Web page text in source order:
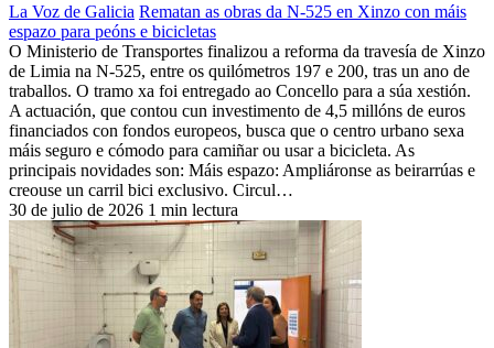
La Voz de Galicia Rematan as obras da N-525 en Xinzo con máis
espazo para peóns e bicicletas
O Ministerio de Transportes finalizou a reforma da travesía de Xinzo
de Limia na N-525, entre os quilómetros 197 e 200, tras un ano de
traballos. O tramo xa foi entregado ao Concello para a súa xestión.
A actuación, que contou cun investimento de 4,5 millóns de euros
financiados con fondos europeos, busca que o centro urbano sexa
máis seguro e cómodo para camiñar ou usar a bicicleta. As
principais novidades son: Máis espazo: Ampliáronse as beirarrúas e
creouse un carril bici exclusivo. Circul…
30 de julio de 2026 1 min lectura